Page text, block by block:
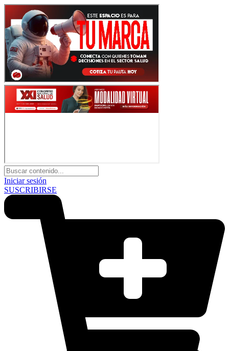
Iniciar sesión
SUSCRIBIRSE